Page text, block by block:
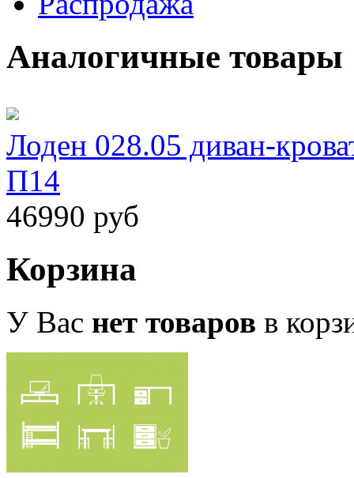
Аналогичные товары
Лоден 028.05 диван-
П14
46990 руб
Корзина
У Вас нет товаров в